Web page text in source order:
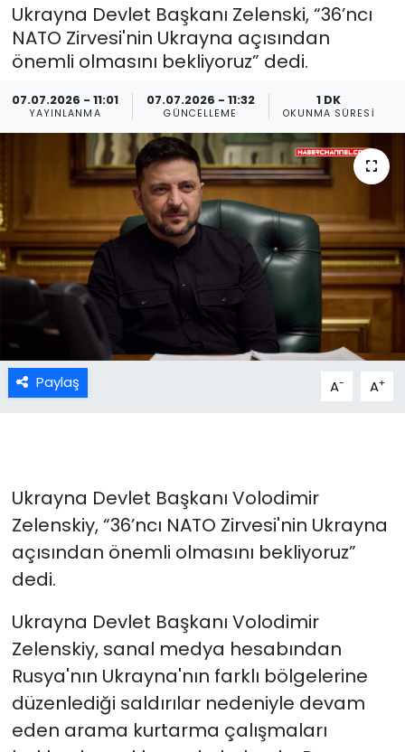
Ukrayna Devlet Başkanı Zelenski, “36’ncı⁠
⁠NATO Zirvesi'nin Ukrayna açısından
önemli olmasını bekliyoruz” dedi.
07.07.2026 - 11:01
YAYINLANMA
07.07.2026 - 11:32
GÜNCELLEME
1 DK
OKUNMA SÜRESI
Paylaş A- A+
Ukrayna Devlet Başkanı Volodimir
Zelenskiy, “36’ncı⁠ ⁠NATO Zirvesi'nin Ukrayna
açısından önemli olmasını bekliyoruz”
dedi.
Ukrayna Devlet Başkanı Volodimir
Zelenskiy, sanal medya hesabından
Rusya'nın Ukrayna'nın farklı bölgelerine
düzenlediği saldırılar nedeniyle devam
eden arama kurtarma çalışmaları